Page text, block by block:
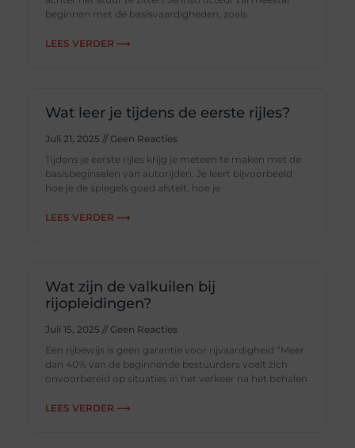
beginnen met de basisvaardigheden, zoals
LEES VERDER ⟶
Wat leer je tijdens de eerste rijles?
Juli 21, 2025
Geen Reacties
Tijdens je eerste rijles krijg je meteen te maken met de
basisbeginselen van autorijden. Je leert bijvoorbeeld
hoe je de spiegels goed afstelt, hoe je
LEES VERDER ⟶
Wat zijn de valkuilen bij
rijopleidingen?
Juli 15, 2025
Geen Reacties
Een rijbewijs is geen garantie voor rijvaardigheid “Meer
dan 40% van de beginnende bestuurders voelt zich
onvoorbereid op situaties in het verkeer na het behalen
LEES VERDER ⟶